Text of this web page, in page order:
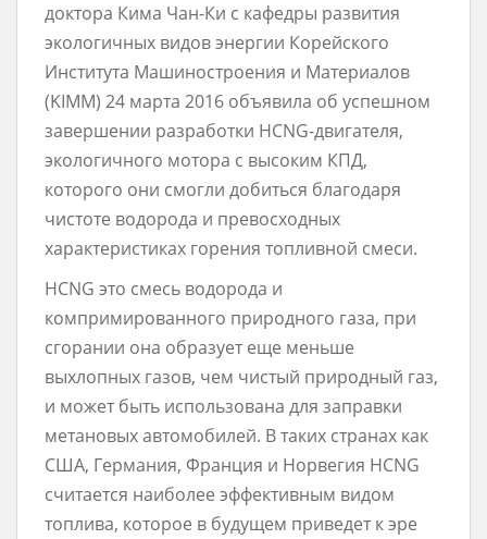
доктора Кима Чан-Ки c кафедры развития
экологичных видов энергии Корейского
Института Машиностроения и Материалов
(KIMM) 24 марта 2016 объявила об успешном
завершении разработки HCNG-двигателя,
экологичного мотора с высоким КПД,
которого они смогли добиться благодаря
чистоте водорода и превосходных
характеристиках горения топливной смеси.
HCNG это смесь водорода и
компримированного природного газа, при
сгорании она образует еще меньше
выхлопных газов, чем чистый природный газ,
и может быть использована для заправки
метановых автомобилей. В таких странах как
США, Германия, Франция и Норвегия HCNG
считается наиболее эффективным видом
топлива, которое в будущем приведет к эре